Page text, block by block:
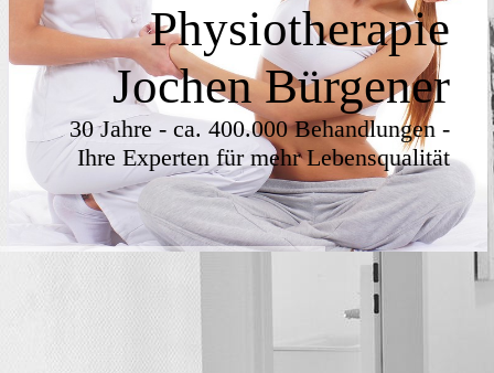
Physiotherapie
Jochen Bürgener
30 Jahre - ca. 400.000 Behandlungen -
Ihre Experten für mehr Lebensqualität